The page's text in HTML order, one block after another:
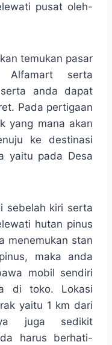
pusat oleh-
temukan pasar
Alfamart serta
anda dapat
Pada pertigaan
yang mana akan
ke destinasi
yaitu pada Desa
sebelah kiri serta
hutan pinus
menemukan stan
maka anda
mobil sendiri
di toko. Lokasi
yaitu 1 km dari
juga sedikit
harus berhati-